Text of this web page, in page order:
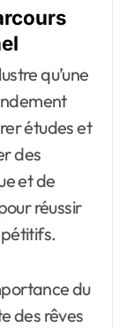
qu’une
études et
des
et de
réussir
du
des rêves